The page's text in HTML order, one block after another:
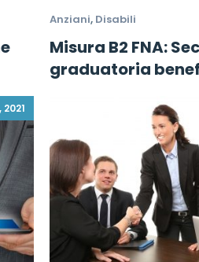
Anziani, Disabili
Misura B2 FNA:
graduatoria